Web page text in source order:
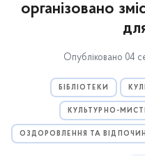
організовано
Опубліковано 04
БІБЛІОТЕКИ
КУЛЬТУРНО-
ОЗДОРОВЛЕННЯ ТА